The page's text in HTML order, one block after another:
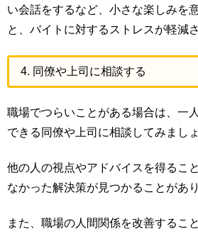
い会話をするなど、小さな楽しみを
と、バイトに対するストレスが軽減
4. 同僚や上司に相談する
職場でつらいことがある場合は、一
できる同僚や上司に相談してみましょ
他の人の視点やアドバイスを得るこ
なかった解決策が見つかることがあり
また、職場の人間関係を改善するこ